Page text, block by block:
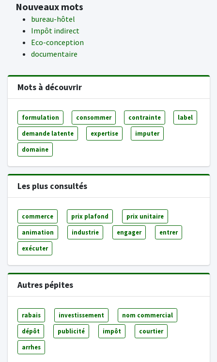
Nouveaux mots
bureau-hôtel
Impôt indirect
Eco-conception
documentaire
Mots à découvrir
formulation consommer contrainte label
demande latente expertise imputer
domaine
Les plus consultés
commerce prix plafond prix unitaire
animation industrie engager entrer
exécuter
Autres pépites
rabais investissement nom commercial
dépôt publicité impôt courtier
arrhes